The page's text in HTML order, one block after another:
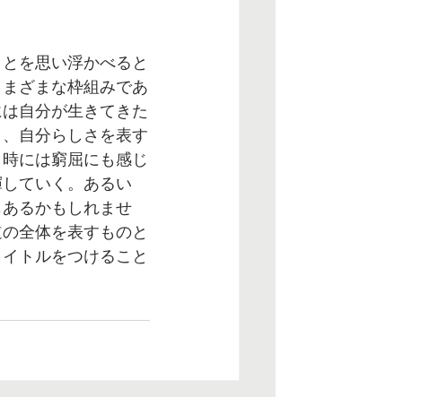
を思い浮かべると
ざまな枠組みであ
自分が生きてきた
自分らしさを表す
には窮屈にも感じ
ていく。あるい
るかもしれませ
全体を表すものと
トルをつけること